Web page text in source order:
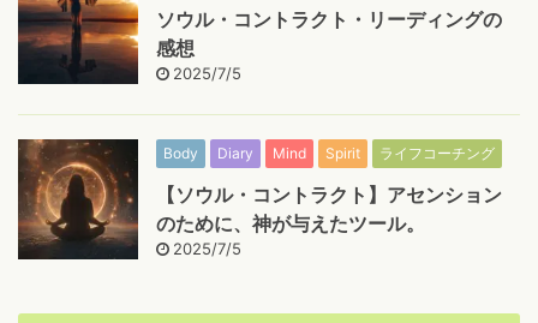
ソウル・コントラクト・リーディングの
感想
2025/7/5
Body Diary Mind Spirit ライフコーチング
【ソウル・コントラクト】アセンション
のために、神が与えたツール。
2025/7/5